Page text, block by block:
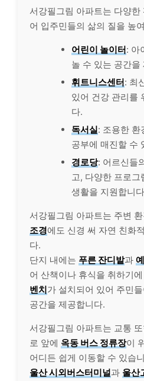
서강필그림 아파트는 다양한
어 입주민들의 삶의 질을 높
어린이 놀이터: 아
놀 수 있는 공간을
휘트니스센터: 최
있어 건강 관리를
다.
독서실: 조용한 환
공부에 매진할 수
경로당: 어르신들
고, 다양한 프로그
생활을 지원합니
서강필그림 아파트는 주변
조경에도 신경 써 자연 친화
다.
단지 내에는 푸른 잔디밭과
어 산책이나 휴식을 취하기
벤치가 설치되어 있어 주민
공간을 제공합니다.
서강필그림 아파트는 교통
로 앞에 옥동 버스 정류장이
어디든 쉽게 이동할 수 있습
울산 시외버스터미널과 울산